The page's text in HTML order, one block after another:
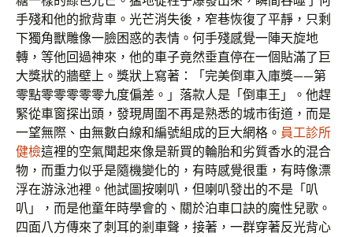
手殘和他的掀背車。光芒消失後，窄巷恢復了平靜，只剩
下獨角獸雕像一臉困惑的表情。何手殘感覺一陣天旋地
轉，等他回過神來，他的車子竟然垂直停在一個貼滿了巨
大獎狀的牆壁上。獎狀上寫著：「完美倒車入庫獎——第
零點零零零零零九度偏差。」落款人是「倒車王」。他趕
緊從車窗探出頭，發現周圍不再是熟悉的城市街道，而是
一望無際、由無數白線和編號組成的巨大網格。 員工診所
健檢這裡的空氣聞起來像是新買的輪胎和劣質香水的混合
物，而重力似乎是隨機變化的，有時感覺很重，有時像漂
浮在游泳池裡。他試圖按喇叭，但喇叭發出的不是「叭
叭」，而是他童年時學會的、關於泊車口訣的魔性兒歌。
四面八方傳來了刺耳的剎車聲，接著，一群穿著反光背心